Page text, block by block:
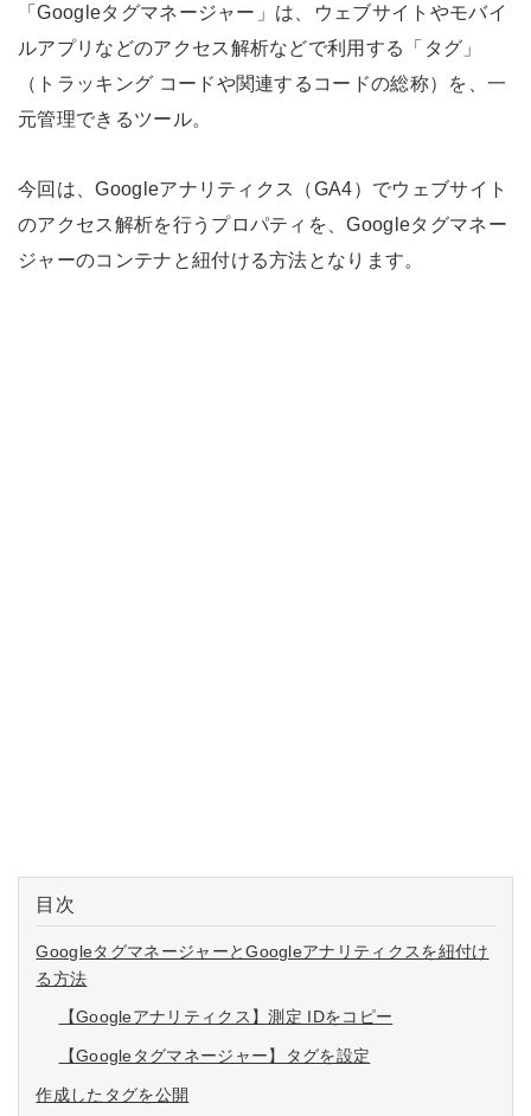
「Googleタグマネージャー」は、ウェブサイトやモバイ
ルアプリなどのアクセス解析などで利用する「タグ」
（トラッキング コードや関連するコードの総称）を、一
元管理できるツール。
今回は、Googleアナリティクス（GA4）でウェブサイト
のアクセス解析を行うプロパティを、Googleタグマネー
ジャーのコンテナと紐付ける方法となります。
目次
GoogleタグマネージャーとGoogleアナリティクスを紐付け
る方法
【Googleアナリティクス】測定 IDをコピー
【Googleタグマネージャー】タグを設定
作成したタグを公開